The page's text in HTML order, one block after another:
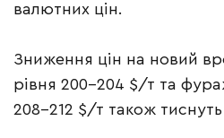
валютних цін.
Зниження цін на новий
рівня 200-204 $/т та
208-212 $/т також тиснуть